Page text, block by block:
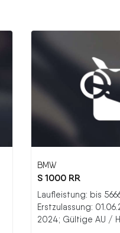
BMW
S 1000 RR
Laufleistung: bis
Erstzulassung:
2024; Gültige AU /